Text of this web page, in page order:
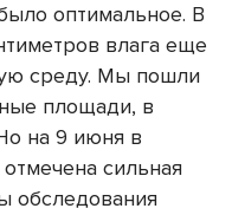
оптимальное. В
влага еще
среду. Мы пошли
площади, в
на 9 июня в
сильная
обследования